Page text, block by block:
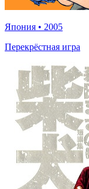
Япония • 2005
Перекрёстная игра